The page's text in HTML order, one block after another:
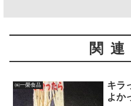
関
㈱一榮食品
キラ
よか